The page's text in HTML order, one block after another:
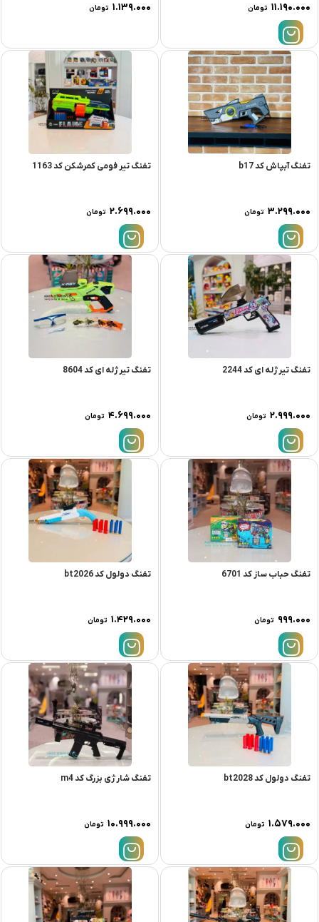
۱۱.۱۹۰.۰۰۰ تومان ۱.۱۳۹.۰۰۰ تومان
تفنگ آبپاش کد b17
۳.۲۹۹.۰۰۰ تومان
تفنگ تیر فومی کمرشکن کد 1163
۲.۶۹۹.۰۰۰ تومان
تفنگ تیرژله ای کد 2244
۲.۹۹۹.۰۰۰ تومان
تفنگ تیرژله ای کد 8604
۴.۶۹۹.۰۰۰ تومان
تفنگ حباب ساز کد 6701
۹۹۹.۰۰۰ تومان
تفنگ دولول کد bt2026
۱.۴۲۹.۰۰۰ تومان
تفنگ دولول کد bt2028
۱.۵۷۹.۰۰۰ تومان
تفنگ شارژی بزرگ کد m4
۱۰.۹۹۹.۰۰۰ تومان